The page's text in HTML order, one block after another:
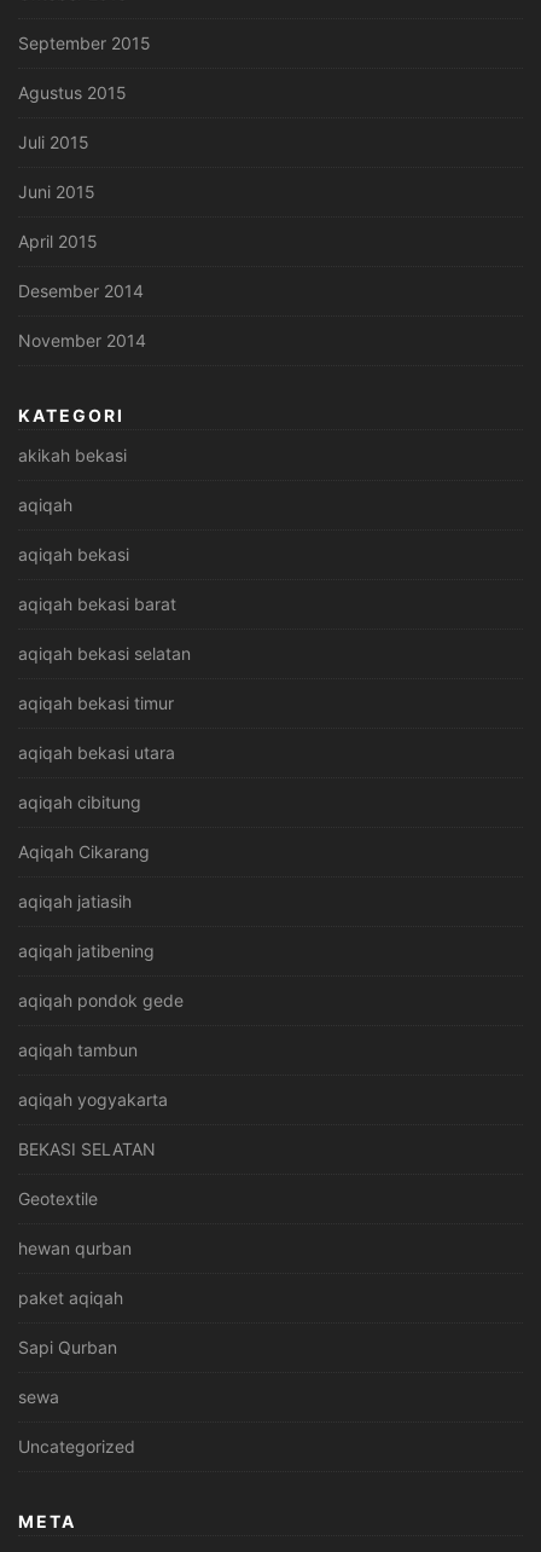
September 2015
Agustus 2015
Juli 2015
Juni 2015
April 2015
Desember 2014
November 2014
KATEGORI
akikah bekasi
aqiqah
aqiqah bekasi
aqiqah bekasi barat
aqiqah bekasi selatan
aqiqah bekasi timur
aqiqah bekasi utara
aqiqah cibitung
Aqiqah Cikarang
aqiqah jatiasih
aqiqah jatibening
aqiqah pondok gede
aqiqah tambun
aqiqah yogyakarta
BEKASI SELATAN
Geotextile
hewan qurban
paket aqiqah
Sapi Qurban
sewa
Uncategorized
META